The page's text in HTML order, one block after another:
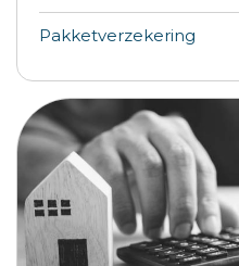
Pakketverzekering